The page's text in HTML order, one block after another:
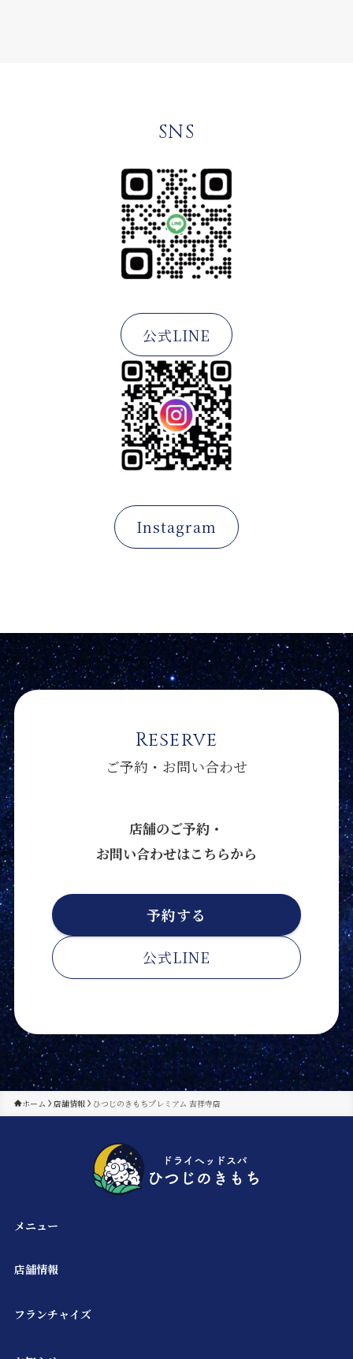
SNS
公式LINE
Instagram
Reserve
ご予約・お問い合わせ
店舗のご予約・
お問い合わせはこちらから
予約する
公式LINE
ホーム 店舗情報 ひつじのきもちプレミアム 吉祥寺店
メニュー
店舗情報
フランチャイズ